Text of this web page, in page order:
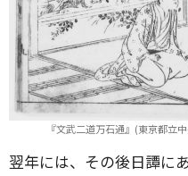
『文武二道万石通』(東京都立
翌年には、その後日譚に